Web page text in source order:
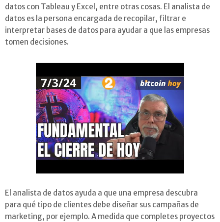
datos con Tableau y Excel, entre otras cosas. El analista de
datos es la persona encargada de recopilar, filtrar e
interpretar bases de datos para ayudar a que las empresas
tomen decisiones.
El analista de datos ayuda a que una empresa descubra
para qué tipo de clientes debe diseñar sus campañas de
marketing, por ejemplo. A medida que completes proyectos